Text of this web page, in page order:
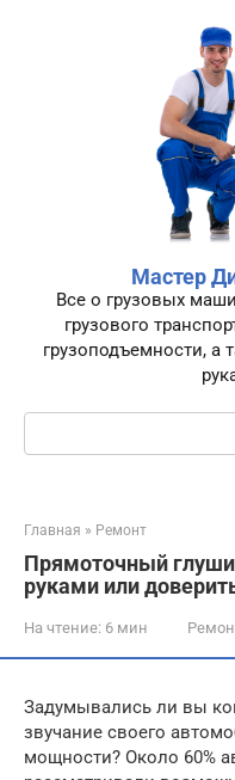
Мастер
Все о грузовых
грузового
грузоподъемности, а
Поиск:
Главная » Ремонт
Прямоточный
руками или
На чтение: 6 мин
Задумывались ли вы
звучание своего
мощности? Около 60%